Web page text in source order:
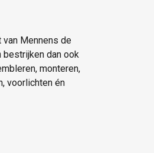
van Mennens de
bestrijken dan ook
monteren,
voorlichten én